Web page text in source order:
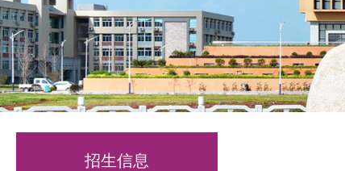
招生信息